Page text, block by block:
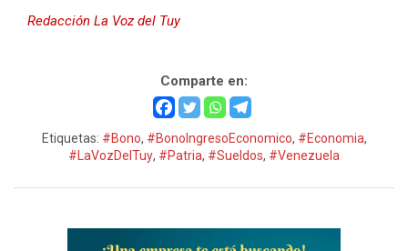
Redacción La Voz del Tuy
Comparte en:
Etiquetas: #Bono, #BonoIngresoEconomico, #Economia,
#LaVozDelTuy, #Patria, #Sueldos, #Venezuela